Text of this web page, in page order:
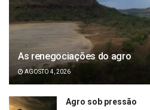
As renegociações do agro
AGOSTO 4, 2026
Agro sob pressão